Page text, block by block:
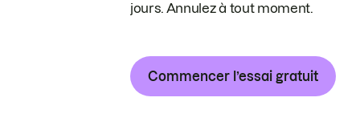
jours. Annulez à tout moment.
Commencer l’essai gratuit